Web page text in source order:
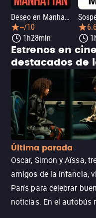
Deseo en Manhattan
--/10
1h28min
Estrenos en
destacados de
Última parada
Oscar, Simon y Aïssa,
amigos de la infancia,
París para celebrar
noticias. En el autobús